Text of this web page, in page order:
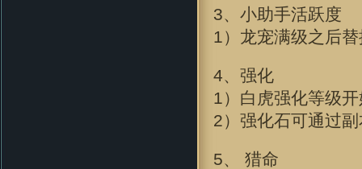
3、小助手活跃度
1）龙宠满级之后
4、强化
1）白虎强化等级
2）强化石可通过
5、 猎命